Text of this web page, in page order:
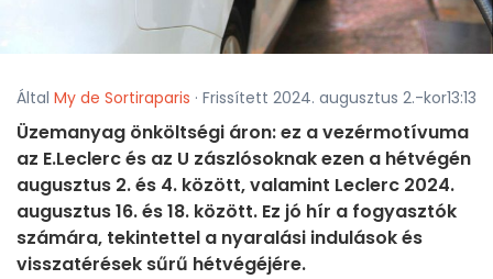
Által My de Sortiraparis · Frissített 2024. augusztus 2.-kor13:13
Üzemanyag önköltségi áron: ez a vezérmotívuma
az E.Leclerc és az U zászlósoknak ezen a hétvégén
augusztus 2. és 4. között, valamint Leclerc 2024.
augusztus 16. és 18. között. Ez jó hír a fogyasztók
számára, tekintettel a nyaralási indulások és
visszatérések sűrű hétvégéjére.